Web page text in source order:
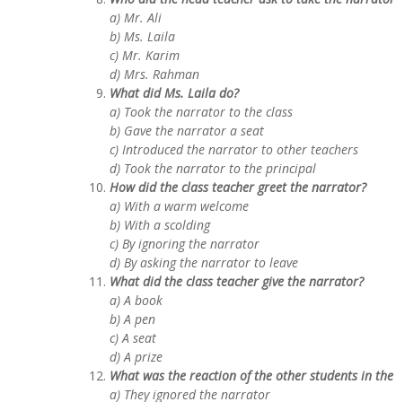
a) Mr. Ali
b) Ms. Laila
c) Mr. Karim
d) Mrs. Rahman
What did Ms. Laila do?
a) Took the narrator to the class
b) Gave the narrator a seat
c) Introduced the narrator to other teachers
d) Took the narrator to the principal
How did the class teacher greet the narrator?
a) With a warm welcome
b) With a scolding
c) By ignoring the narrator
d) By asking the narrator to leave
What did the class teacher give the narrator?
a) A book
b) A pen
c) A seat
d) A prize
What was the reaction of the other students in the
a) They ignored the narrator